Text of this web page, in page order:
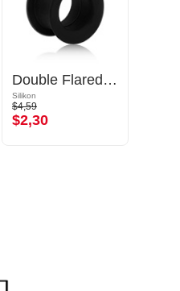
Double Flared Tunnel (Silikon, mehrere Farben)
Silikon
$4,59
$2,30